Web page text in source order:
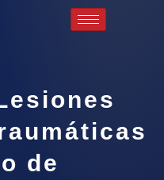
de